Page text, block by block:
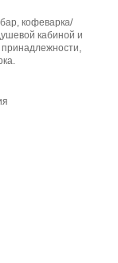
кофеварка/
кабиной и
принадлежности,